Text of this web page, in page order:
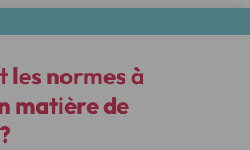
les normes à
matière de